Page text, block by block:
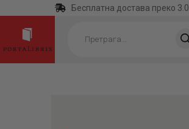
Бесплатна достава преко
search